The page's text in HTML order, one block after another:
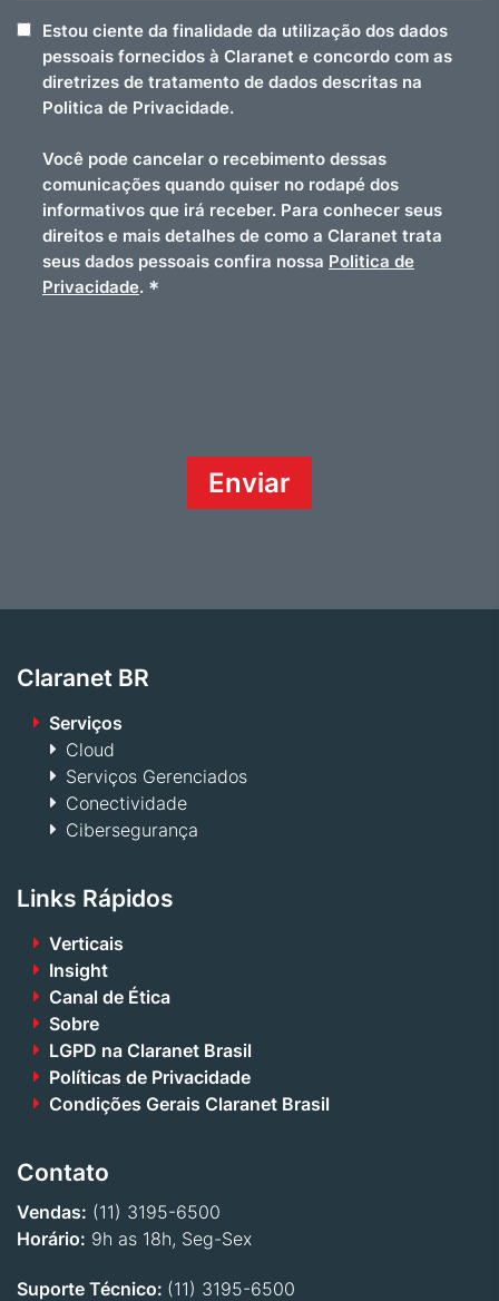
Estou ciente da finalidade da utilização dos dados
pessoais fornecidos à Claranet e concordo com as
diretrizes de tratamento de dados descritas na
Politica de Privacidade.
Você pode cancelar o recebimento dessas
comunicações quando quiser no rodapé dos
informativos que irá receber. Para conhecer seus
direitos e mais detalhes de como a Claranet trata
seus dados pessoais confira nossa Politica de
Privacidade. *
Claranet BR
Serviços
Cloud
Serviços Gerenciados
Conectividade
Cibersegurança
Links Rápidos
Verticais
Insight
Canal de Ética
Sobre
LGPD na Claranet Brasil
Políticas de Privacidade
Condições Gerais Claranet Brasil
Contato
Vendas: (11) 3195-6500
Horário: 9h as 18h, Seg-Sex
Suporte Técnico: (11) 3195-6500